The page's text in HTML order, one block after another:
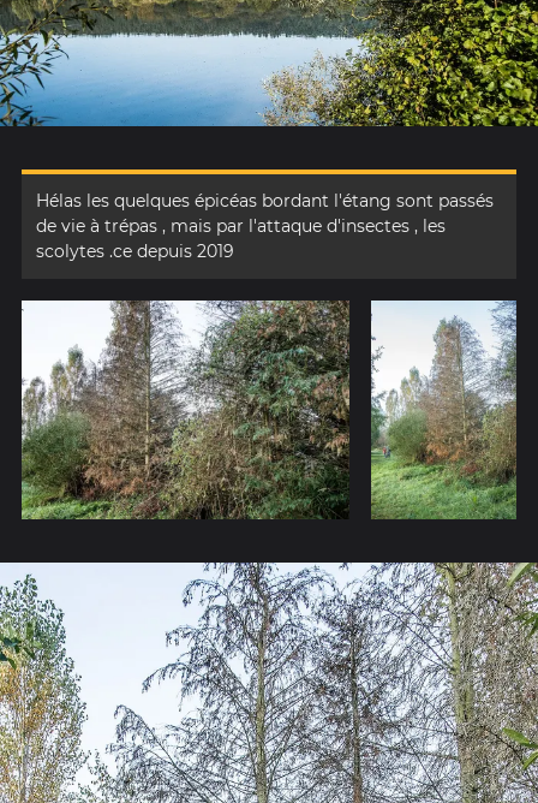
Hélas les quelques épicéas bordant l'étang sont passés
de vie à trépas , mais par l'attaque d'insectes , les
scolytes .ce depuis 2019